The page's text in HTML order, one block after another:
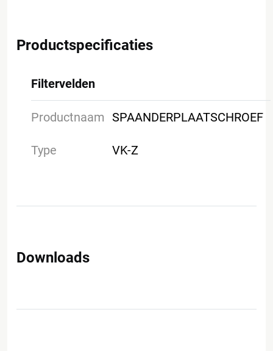
Productspecificaties
Filtervelden
Productnaam SPAANDERPLAATSCHROEF
Type VK-Z
Downloads